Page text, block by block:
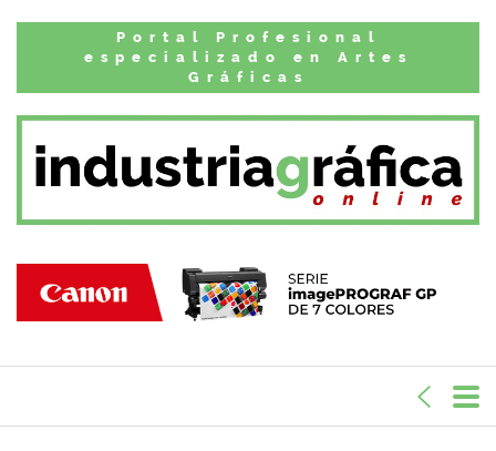
Portal Profesional
especializado en Artes
Gráficas